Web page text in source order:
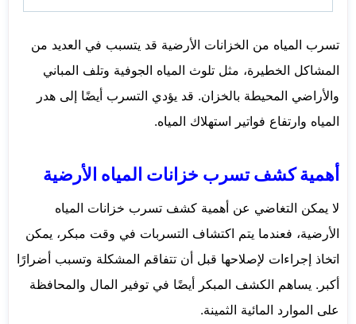
تسرب المياه من الخزانات الأرضية قد يتسبب في العديد من
المشاكل الخطيرة، مثل تلوث المياه الجوفية وتلف المباني
والأراضي المحيطة بالخزان. قد يؤدي التسرب أيضًا إلى هدر
المياه وارتفاع فواتير استهلاك المياه.
أهمية كشف تسرب خزانات المياه الأرضية
لا يمكن التغاضي عن أهمية كشف تسرب خزانات المياه
الأرضية، فعندما يتم اكتشاف التسربات في وقت مبكر، يمكن
اتخاذ إجراءات لإصلاحها قبل أن تتفاقم المشكلة وتسبب أضرارًا
أكبر. يساهم الكشف المبكر أيضًا في توفير المال والمحافظة
على الموارد المائية الثمينة.